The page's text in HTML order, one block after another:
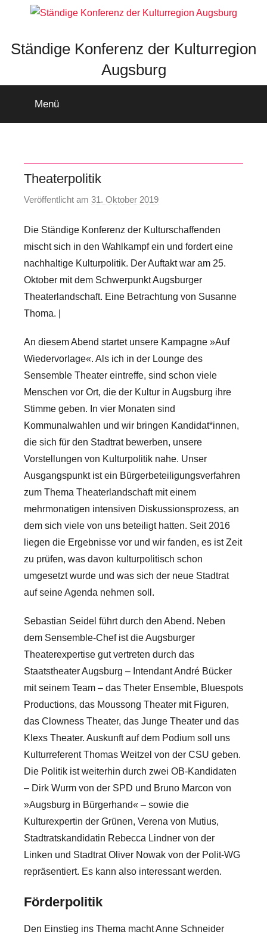
springen
Ständige Konferenz der Kulturregion
Augsburg
Menü
Theaterpolitik
Veröffentlicht am 31. Oktober 2019
n
S
t
ä
n
g
e
e
r
e
n
z
Die Ständige Konferenz der Kulturschaffenden
mischt sich in den Wahlkampf ein und fordert eine
nachhaltige Kulturpolitik. Der Auftakt war am 25.
Oktober mit dem Schwerpunkt Augsburger
Theaterlandschaft. Eine Betrachtung von Susanne
Thoma. |
An diesem Abend startet unsere Kampagne »Auf
Wiedervorlage«. Als ich in der Lounge des
Sensemble Theater eintreffe, sind schon viele
Menschen vor Ort, die der Kultur in Augsburg ihre
Stimme geben. In vier Monaten sind
Kommunalwahlen und wir bringen Kandidat*innen,
die sich für den Stadtrat bewerben, unsere
Vorstellungen von Kulturpolitik nahe. Unser
Ausgangspunkt ist ein Bürgerbeteiligungsverfahren
zum Thema Theaterlandschaft mit einem
mehrmonatigen intensiven Diskussionsprozess, an
dem sich viele von uns beteiligt hatten. Seit 2016
liegen die Ergebnisse vor und wir fanden, es ist Zeit
zu prüfen, was davon kulturpolitisch schon
umgesetzt wurde und was sich der neue Stadtrat
auf seine Agenda nehmen soll.
Sebastian Seidel führt durch den Abend. Neben
dem Sensemble-Chef ist die Augsburger
Theaterexpertise gut vertreten durch das
Staatstheater Augsburg – Intendant André Bücker
mit seinem Team – das Theter Ensemble, Bluespots
Productions, das Moussong Theater mit Figuren,
das Clowness Theater, das Junge Theater und das
Klexs Theater. Auskunft auf dem Podium soll uns
Kulturreferent Thomas Weitzel von der CSU geben.
Die Politik ist weiterhin durch zwei OB-Kandidaten
– Dirk Wurm von der SPD und Bruno Marcon von
»Augsburg in Bürgerhand« – sowie die
Kulturexpertin der Grünen, Verena von Mutius,
Stadtratskandidatin Rebecca Lindner von der
Linken und Stadtrat Oliver Nowak von der Polit-WG
repräsentiert. Es kann also interessant werden.
Förderpolitik
Den Einstieg ins Thema macht Anne Schneider